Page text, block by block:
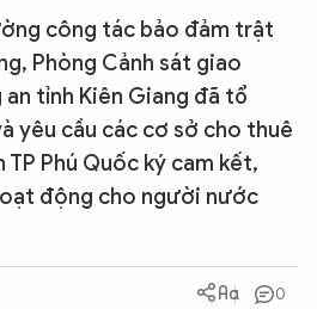
công tác bảo đảm trật
Phòng Cảnh sát giao
tỉnh Kiên Giang đã tổ
yêu cầu các cơ sở cho thuê
Phú Quốc ký cam kết,
động cho người nước
0